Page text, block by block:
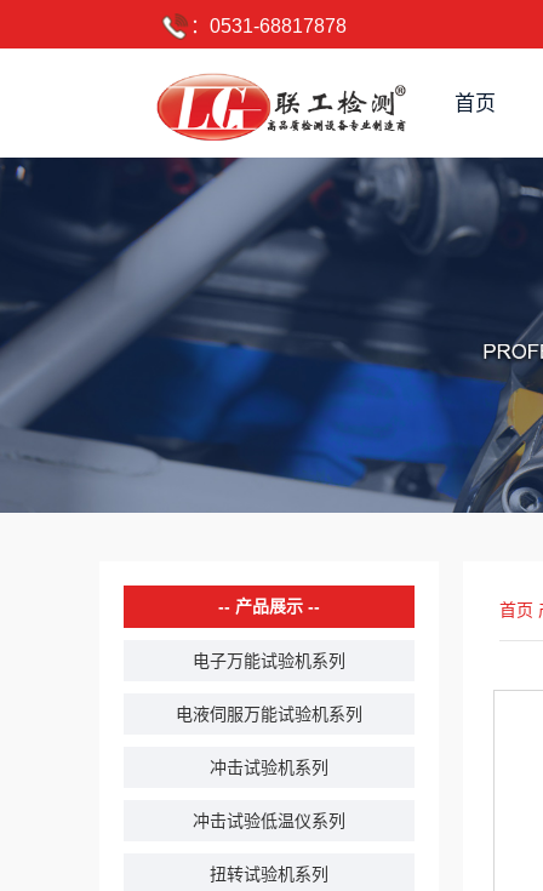
：0531-68817878
首页
产品展示
电子万能试验机系列
电液伺服万能试验机系列
冲击试验机系列
冲击试验低温仪系列
扭转试验机系列
首页